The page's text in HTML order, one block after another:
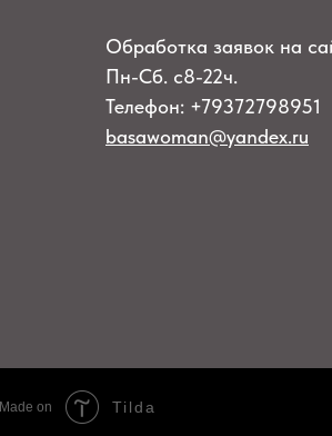
Обработка заявок на
Пн-Сб. с8-22ч.
Телефон: +79372798951
basawoman@yandex.ru
Made on Tilda